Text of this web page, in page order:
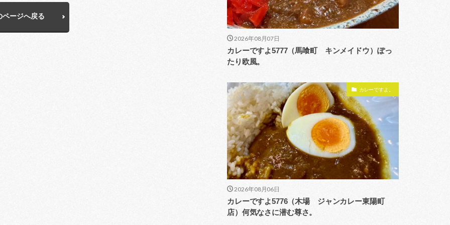
ページへ戻る
2026年08月07日
カレーですよ5777（馬喰町 キンメイドウ）ぽっ
たり欧風。
カレーですよ。
2026年08月06日
カレーですよ5776（木場 ジャンカレー東陽町
店）何気なさに潜む尊さ。